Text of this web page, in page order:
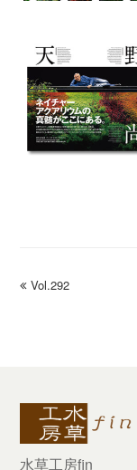
previous
Vol.292
水草工房fin